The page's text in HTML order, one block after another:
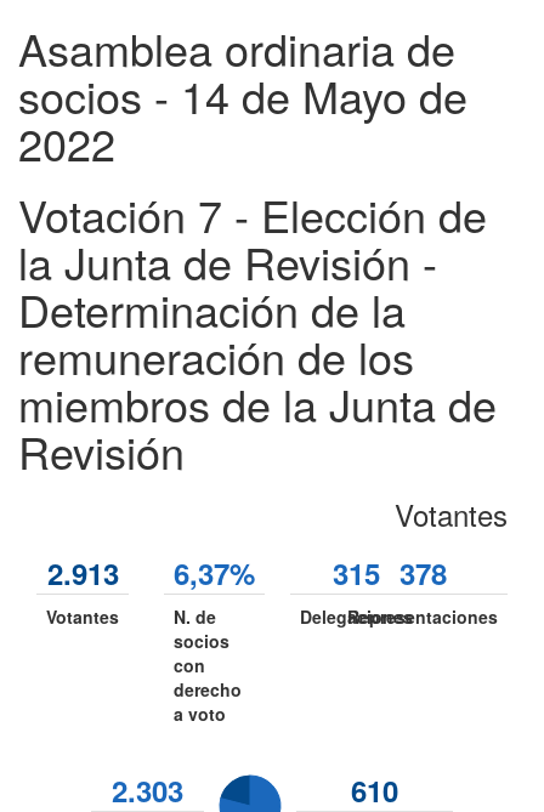
Asamblea ordinaria de
socios - 14 de Mayo de
2022
Votación 7 - Elección de
la Junta de Revisión -
Determinación de la
remuneración de los
miembros de la Junta de
Revisión
Votantes
2.913
Votantes
6,37%
N. de
socios
con
derecho
a voto
315
Delegaciones
378
Representaciones
2.303 610